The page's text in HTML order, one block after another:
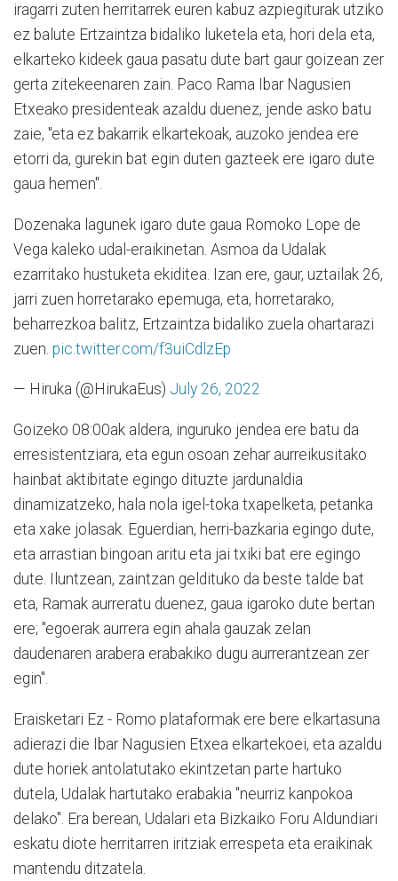
iragarri zuten herritarrek euren kabuz azpiegiturak utziko
ez balute Ertzaintza bidaliko luketela eta, hori dela eta,
elkarteko kideek gaua pasatu dute bart gaur goizean zer
gerta zitekeenaren zain. Paco Rama Ibar Nagusien
Etxeako presidenteak azaldu duenez, jende asko batu
zaie, "eta ez bakarrik elkartekoak, auzoko jendea ere
etorri da, gurekin bat egin duten gazteek ere igaro dute
gaua hemen".
Dozenaka lagunek igaro dute gaua Romoko Lope de
Vega kaleko udal-eraikinetan. Asmoa da Udalak
ezarritako hustuketa ekiditea. Izan ere, gaur, uztailak 26,
jarri zuen horretarako epemuga, eta, horretarako,
beharrezkoa balitz, Ertzaintza bidaliko zuela ohartarazi
zuen. pic.twitter.com/f3uiCdlzEp
— Hiruka (@HirukaEus) July 26, 2022
Goizeko 08:00ak aldera, inguruko jendea ere batu da
erresistentziara, eta egun osoan zehar aurreikusitako
hainbat aktibitate egingo dituzte jardunaldia
dinamizatzeko, hala nola igel-toka txapelketa, petanka
eta xake jolasak. Eguerdian, herri-bazkaria egingo dute,
eta arrastian bingoan aritu eta jai txiki bat ere egingo
dute. Iluntzean, zaintzan geldituko da beste talde bat
eta, Ramak aurreratu duenez, gaua igaroko dute bertan
ere; "egoerak aurrera egin ahala gauzak zelan
daudenaren arabera erabakiko dugu aurrerantzean zer
egin".
Eraisketari Ez - Romo plataformak ere bere elkartasuna
adierazi die Ibar Nagusien Etxea elkartekoei, eta azaldu
dute horiek antolatutako ekintzetan parte hartuko
dutela, Udalak hartutako erabakia "neurriz kanpokoa
delako". Era berean, Udalari eta Bizkaiko Foru Aldundiari
eskatu diote herritarren iritziak errespeta eta eraikinak
mantendu ditzatela.